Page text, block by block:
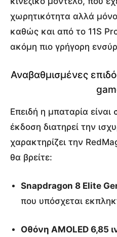
χωρητικότητα αλλά
καθώς και από το 11S
ακόμη πιο γρήγορη
Αναβαθμισμένες
Επειδή η μπαταρία
έκδοση διατηρεί την
χαρακτηρίζει την
θα βρείτε:
Snapdragon 8 Elite
που υπόσχεται
Οθόνη AMOLED 6,85